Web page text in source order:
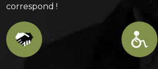
correspond !